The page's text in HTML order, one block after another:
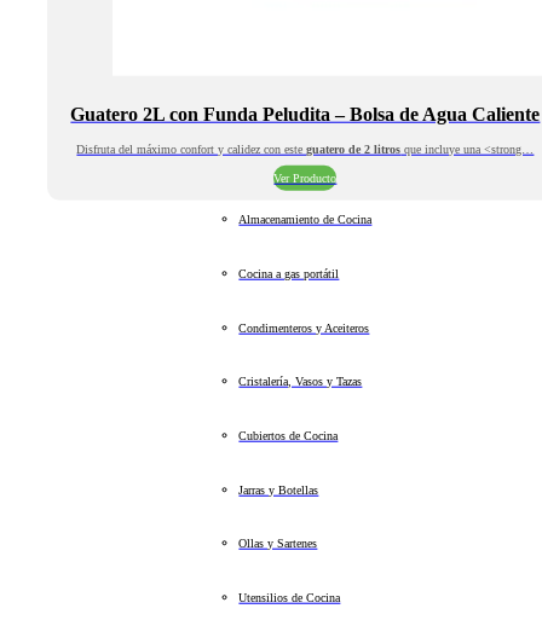
Guatero 2L con Funda Peludita – Bolsa de Agua Caliente
Disfruta del máximo confort y calidez con esteguatero de 2 litros que incluye una <strong…
Ver Producto
Almacenamiento de Cocina
Cocina a gas portátil
Condimenteros y Aceiteros
Cristalería, Vasos y Tazas
Cubiertos de Cocina
Jarras y Botellas
Ollas y Sartenes
Utensilios de Cocina